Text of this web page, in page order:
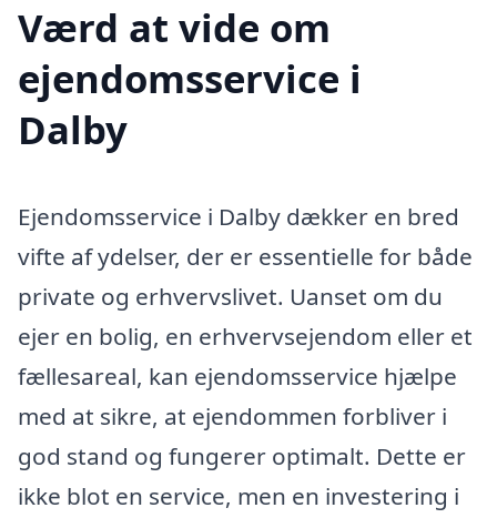
Værd at vide om
ejendomsservice i
Dalby
Ejendomsservice i Dalby dækker en bred
vifte af ydelser, der er essentielle for både
private og erhvervslivet. Uanset om du
ejer en bolig, en erhvervsejendom eller et
fællesareal, kan ejendomsservice hjælpe
med at sikre, at ejendommen forbliver i
god stand og fungerer optimalt. Dette er
ikke blot en service, men en investering i